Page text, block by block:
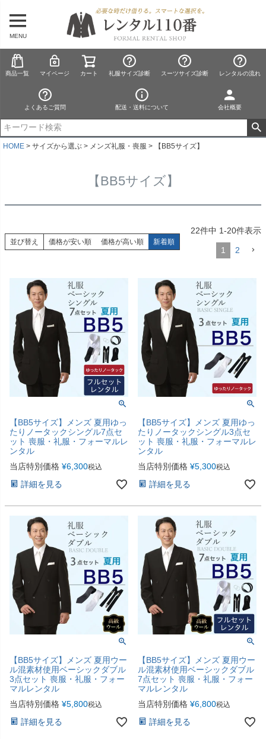
MENU
商品一覧 マイページ カート 礼服サイズ診断 スーツサイズ診断 レンタルの流れ
よくあるご質問 配送・送料について 会社概要
HOME サイズから選ぶ メンズ礼服・喪服 【BB5サイズ】
【BB5サイズ】
並び替え 価格が安い順 価格が高い順 新着順
22件中 1-20件表示
1 2
【BB5サイズ】メンズ 夏用ゆっ
たりノータックシングル7点セ
ット 喪服・礼服・フォーマルレ
ンタル
当店特別価格 ¥6,300税込
詳細を見る
【BB5サイズ】メンズ 夏用ゆっ
たりノータックシングル3点セ
ット 喪服・礼服・フォーマルレ
ンタル
当店特別価格 ¥5,300税込
詳細を見る
【BB5サイズ】メンズ 夏用ウー
ル混素材使用ベーシックダブル
3点セット 喪服・礼服・フォー
マルレンタル
当店特別価格 ¥5,800税込
詳細を見る
【BB5サイズ】メンズ 夏用ウー
ル混素材使用ベーシックダブル
7点セット 喪服・礼服・フォー
マルレンタル
当店特別価格 ¥6,800税込
詳細を見る